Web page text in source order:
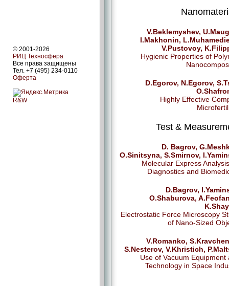
© 2001-2026
РИЦ Техносфера
Все права защищены
Тел. +7 (495) 234-0110
Оферта
R&W
V.Beklemyshev,
I.Makhonin,
V.Pustovoy,
Hygienic Properties of
D.Egorov, N.Egorov,
Highly Effective
Test &
D. Bagrov,
O.Sinitsyna, S.Smirnov,
Molecular Express
Diagnostics and
D.Bagrov,
O.Shaburova,
Electrostatic Force Microscopy
of Nano-Sized
V.Romanko,
S.Nesterov, V.Khristich,
Use of Vacuum Equipment
Technology in Space